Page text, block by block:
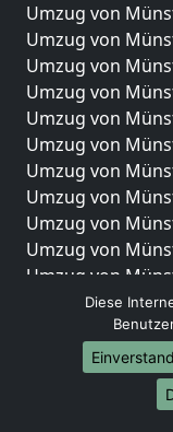
Umzug von
Umzug von
Umzug von
Umzug von
Umzug von
Umzug von
Umzug von
Umzug von
Umzug von
Umzug von
Umzug von
Umzug von
Umzug von
Umzug von
Umzug von
Diese